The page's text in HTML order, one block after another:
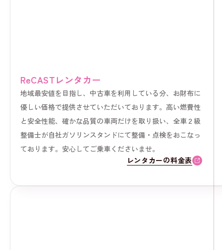
ReCASTレンタカー
地域最安値を目指し、中古車を利用している分、お財布に
優しい価格で提供させていただいております。高い燃費性
と安全性能、確かな品質の車両だけを取り扱い、全車２級
整備士が自社ガソリンスタンドにて整備・点検をおこなっ
ております。安心してご乗車くださいませ。
レンタカーの料金表